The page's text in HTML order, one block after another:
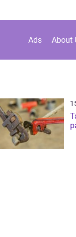
Ads About